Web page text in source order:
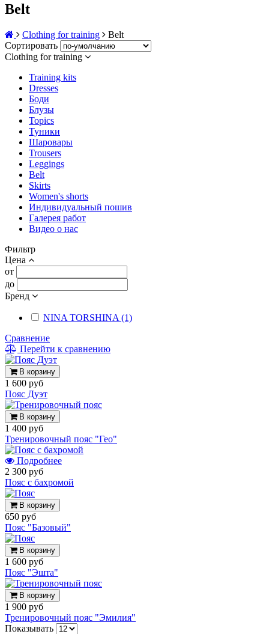
Belt
Сlothing for training
Belt
Сортировать
Сlothing for training
Training kits
Dresses
Боди
Блузы
Topics
Туники
Шаровары
Trousers
Leggings
Belt
Skirts
Women's shorts
Индивидуальный пошив
Галерея работ
Видео о нас
Фильтр
Цена
от
до
Бренд
NINA TORSHINA (1)
Сравнение
Перейти к сравнению
В корзину
1 600 руб
Пояс Дуэт
В корзину
1 400 руб
Тренировочный пояс "Гео"
Подробнее
2 300 руб
Пояс с бахромой
В корзину
650 руб
Пояс "Базовый"
В корзину
1 600 руб
Пояс "Эшта"
В корзину
1 900 руб
Тренировочный пояс "Эмилия"
Показывать